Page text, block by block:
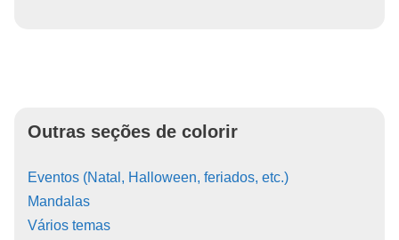
Outras seções de colorir
Eventos (Natal, Halloween, feriados, etc.)
Mandalas
Vários temas